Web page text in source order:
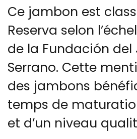
Ce jambon est
Reserva selon
de la Fundación
Serrano. Cette
des jambons
temps de
et d’un niveau